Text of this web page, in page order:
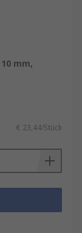
mm,
€ 23,44/Stück